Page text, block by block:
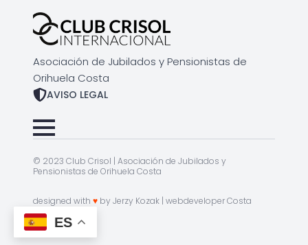
Asociación de Jubilados y Pensionistas de
Orihuela Costa
AVISO LEGAL
© 2023 Club Crisol | Asociación de Jubilados y
Pensionistas de Orihuela Costa
designed with ♥ by Jerzy Kozak | webdeveloper Costa
BlancaES